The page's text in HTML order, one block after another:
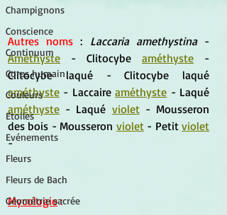
Champignons
Conscience
Continuum
Corps humain
Couleurs
Etoiles
Evénements
Fleurs
Fleurs de Bach
Géométrie sacrée
Autres noms : Laccaria amethystina
Améthyste - Clitocybe améthyste -
améthyste - Laccaire améthyste
améthyste - Laqué violet - Mousseron
des bois - Mousseron violet - Petit violet
-
Mycologie :